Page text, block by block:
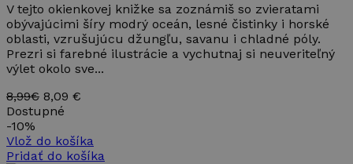
V tejto okienkovej knižke sa zoznámiš so zvieratami
obývajúcimi šíry modrý oceán, lesné čistinky i horské
oblasti, vzrušujúcu džungľu, savanu i chladné póly.
Prezri si farebné ilustrácie a vychutnaj si neuveriteľný
výlet okolo sve...
8,99€ 8,09 €
Dostupné
-10%
Vlož do košíka
Pridať do košíka